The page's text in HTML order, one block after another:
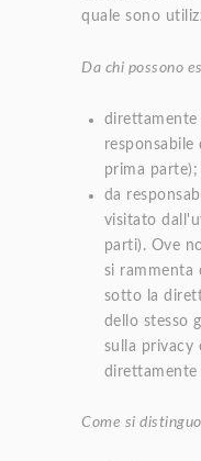
quale sono
Da chi possono
prima parte);
da
visitato
parti). Ove
si rammenta
sotto la
dello stesso
sulla privacy
Come si